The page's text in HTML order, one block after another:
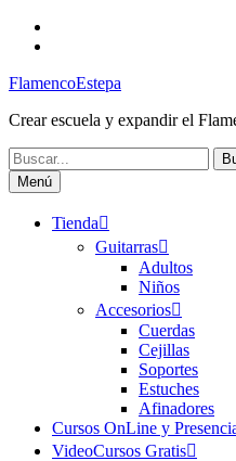
Saltar
FlamencoEstepa
Crear escuela y expandir el
Buscar:
Menú
Tienda
Guitarras
Adultos
Niños
Accesorios
Cuerdas
Cejillas
Soportes
Estuches
Afinadores
Cursos OnLine y
VideoCursos Gratis